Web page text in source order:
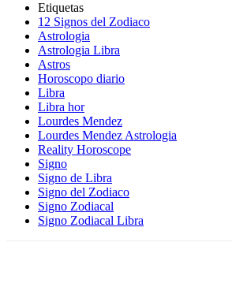
Etiquetas
12 Signos del Zodiaco
Astrologia
Astrologia Libra
Astros
Horoscopo diario
Libra
Libra hor
Lourdes Mendez
Lourdes Mendez Astrologia
Reality Horoscope
Signo
Signo de Libra
Signo del Zodiaco
Signo Zodiacal
Signo Zodiacal Libra